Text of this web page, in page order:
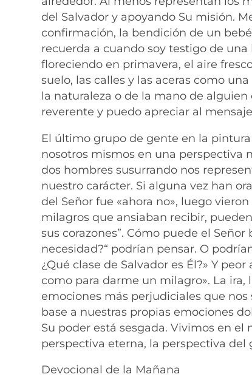
del Salvador y apoyando Su misión.
confirmación, la bendición de un
recuerda a cuando soy testigo de
floreciendo en primavera, el aire
suelo, las calles y las aceras como
la naturaleza o de la mano de
reverente y puedo apreciar al
El último grupo de gente en la
nosotros mismos en una perspectiva
dos hombres susurrando nos
nuestro carácter. Si alguna vez han
del Señor fue «ahora no», luego
milagros que ansiaban recibir,
sus corazones”. Cómo puede el
necesidad?“ podrían pensar. O
¿Qué clase de Salvador es Él?» Y
como para darme un milagro». La
emociones más perjudiciales que nos
base a nuestras propias emociones
Su poder está sesgada. Vivimos en
perspectiva eterna, la perspectiva del
Devocional de la Mañana